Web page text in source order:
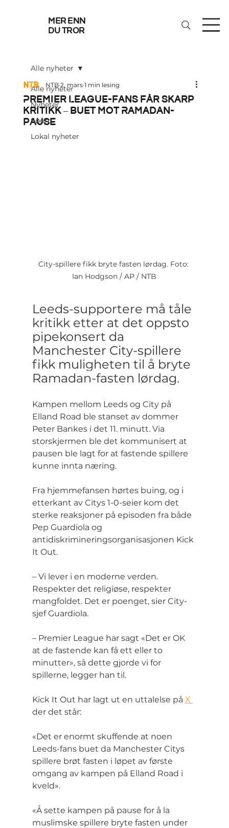
mer enn
du tror
Alle nyheter
Nyheter
Sport
Lokal nyheter
Alle nyheter
Premier League-fans får skarp
kritikk – buet mot Ramadan-
pause
NTB 2. mars 1 min lesing
City-spillere fikk bryte fasten lørdag. Foto:
Ian Hodgson / AP / NTB
Leeds-supportere må tåle
kritikk etter at det oppsto
pipekonsert da
Manchester City-spillere
fikk muligheten til å bryte
Ramadan-fasten lørdag.
Kampen mellom Leeds og City på
Elland Road ble stanset av dommer
Peter Bankes i det 11. minutt. Via
storskjermen ble det kommunisert at
pausen ble lagt for at fastende spillere
kunne innta næring.
Fra hjemmefansen hørtes buing, og i
etterkant av Citys 1-0-seier kom det
sterke reaksjoner på episoden fra både
Pep Guardiola og
antidiskrimineringsorganisasjonen Kick
It Out.
– Vi lever i en moderne verden.
Respekter det religiøse, respekter
mangfoldet. Det er poenget, sier City-
sjef Guardiola.
– Premier League har sagt «Det er OK
at de fastende kan få ett eller to
minutter», så dette gjorde vi for
spillerne, legger han til.
Kick It Out har lagt ut en uttalelse på X
der det står:
«Det er enormt skuffende at noen
Leeds-fans buet da Manchester Citys
spillere brøt fasten i løpet av første
omgang av kampen på Elland Road i
kveld».
«Å sette kampen på pause for å la
muslimske spillere bryte fasten under